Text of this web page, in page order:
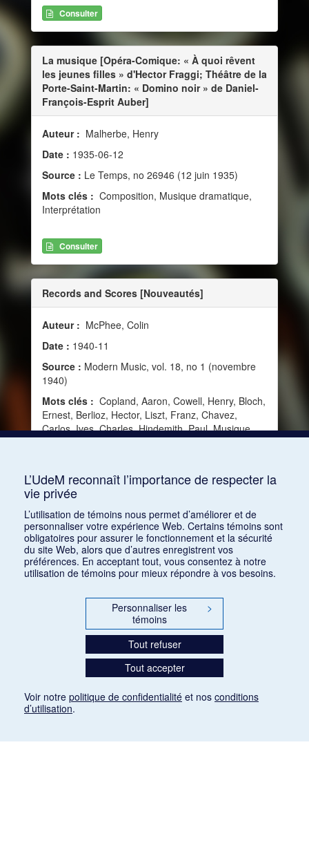
Consulter
La musique [Opéra-Comique: « À quoi rêvent
les jeunes filles » d'Hector Fraggi; Théâtre de la
Porte-Saint-Martin: « Domino noir » de Daniel-
François-Esprit Auber]
Auteur : Malherbe, Henry
Date : 1935-06-12
Source : Le Temps, no 26946 (12 juin 1935)
Mots clés : Composition, Musique dramatique,
Interprétation
Consulter
Records and Scores [Nouveautés]
Auteur : McPhee, Colin
Date : 1940-11
Source : Modern Music, vol. 18, no 1 (novembre
1940)
Mots clés : Copland, Aaron, Cowell, Henry, Bloch,
Ernest, Berlioz, Hector, Liszt, Franz, Chavez,
Carlos, Ives, Charles, Hindemith, Paul, Musique
balinaise, Schuman, William, Britten, Benjamin,
L’UdeM reconnaît l’importance de respecter la
vie privée
L’utilisation de témoins nous permet d’améliorer et de
personnaliser votre expérience Web. Certains témoins sont
obligatoires pour assurer le fonctionnement et la sécurité
du site Web, alors que d’autres enregistrent vos
préférences. En acceptant tout, vous consentez à notre
utilisation de témoins pour mieux répondre à vos besoins.
Personnaliser les
témoins
>
Tout refuser
Tout accepter
Voir notre politique de confidentialité et nos conditions
d’utilisation.